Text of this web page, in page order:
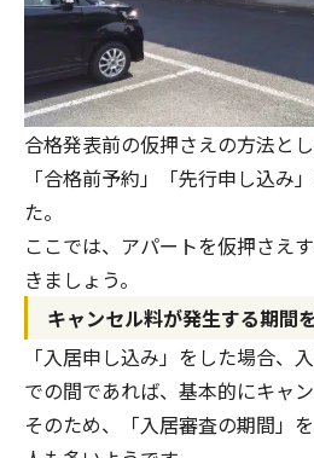
合格発表前の仮押さえの方法と
「合格前予約」「先行申し込み
た。
ここでは、アパートを仮押さえ
きましょう。
キャンセル料が発生する期間
「入居申し込み」をした場合、
での間であれば、基本的にキャ
そのため、「入居審査の期間」